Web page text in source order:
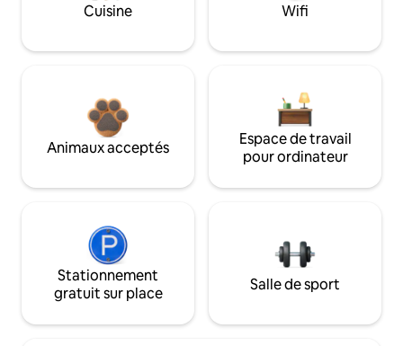
Cuisine Wifi
Animaux acceptés
Espace de travail
pour ordinateur
Stationnement
gratuit sur place
Salle de sport